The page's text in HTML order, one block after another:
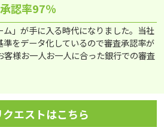
認率97％
」が手に入る時代になりました。当社
をデータ化しているので審査承認率が
様お一人お一人に合った銀行での審査
エストはこちら